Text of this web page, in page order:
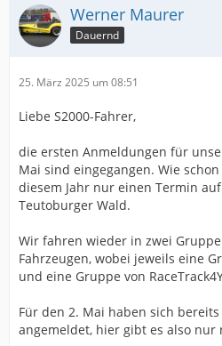
Werner Maurer
Dauernd
25. März 2025 um 08:51
Liebe S2000-Fahrer,
die ersten Anmeldungen für
Mai sind eingegangen. Wie
diesem Jahr nur einen Termin
Teutoburger Wald.
Wir fahren wieder in zwei
Fahrzeugen, wobei jeweils eine
und eine Gruppe von
Für den 2. Mai haben sich bereits
angemeldet, hier gibt es also nur